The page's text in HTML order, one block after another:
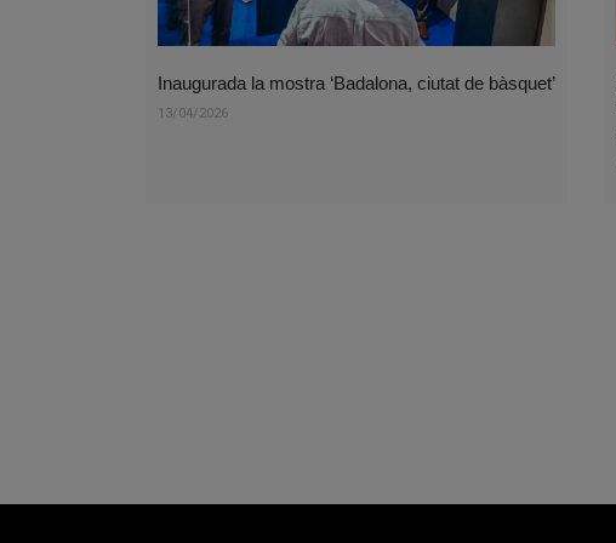
Inaugurada la mostra ‘Badalona, ciutat de bàsquet’
13/04/2026